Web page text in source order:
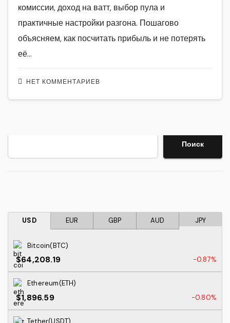
НЕТ КОММЕНТАРИЕВ
комиссии, доход на ватт, выбор пула и
практичные настройки разгона. Пошагово
объясняем, как посчитать прибыль и не потерять
её…
Поиск
USD EUR GBP AUD JPY
Bitcoin(BTC)
$64,208.19 -0.87%
Ethereum(ETH)
$1,896.59 -0.80%